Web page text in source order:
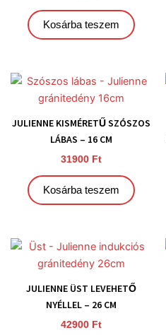
Kosárba teszem
JULIENNE KISMÉRETŰ SZÓSZOS
LÁBAS – 16 CM
31900 Ft
Kosárba teszem
JULIENNE ÜST LEVEHETŐ
NYÉLLEL – 26 CM
42900 Ft